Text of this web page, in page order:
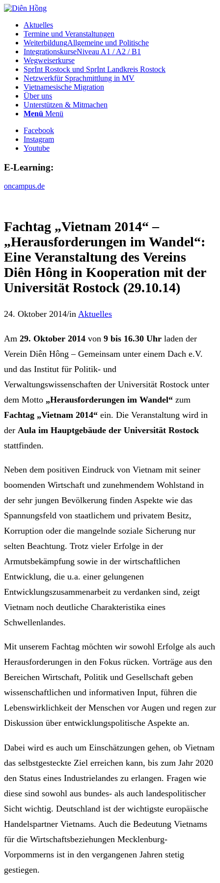
Aktuelles
Termine und Veranstaltungen
WeiterbildungAllgemeine und Politische
IntegrationskurseNiveau A1 / A2 / B1
Wegweiserkurse
SprInt Rostock und SprInt Landkreis Rostock
Netzwerkfür Sprachmittlung in MV
Vietnamesische Migration
Über uns
Unterstützen & Mitmachen
Menü Menü
Facebook
Instagram
Youtube
E-Learning:
oncampus.de
Fachtag „Vietnam 2014“ –
„Herausforderungen im Wandel“:
Eine Veranstaltung des Vereins
Diên Hông in Kooperation mit der
Universität Rostock (29.10.14)
24. Oktober 2014/in Aktuelles
Am 29. Oktober 2014 von 9 bis 16.30 Uhr laden der
Verein Diên Hông – Gemeinsam unter einem Dach e.V.
und das Institut für Politik- und
Verwaltungswissenschaften der Universität Rostock unter
dem Motto „Herausforderungen im Wandel“ zum
Fachtag „Vietnam 2014“ ein. Die Veranstaltung wird in
der Aula im Hauptgebäude der Universität Rostock
stattfinden.
Neben dem positiven Eindruck von Vietnam mit seiner
boomenden Wirtschaft und zunehmendem Wohlstand in
der sehr jungen Bevölkerung finden Aspekte wie das
Spannungsfeld von staatlichem und privatem Besitz,
Korruption oder die mangelnde soziale Sicherung nur
selten Beachtung. Trotz vieler Erfolge in der
Armutsbekämpfung sowie in der wirtschaftlichen
Entwicklung, die u.a. einer gelungenen
Entwicklungszusammenarbeit zu verdanken sind, zeigt
Vietnam noch deutliche Charakteristika eines
Schwellenlandes.
Mit unserem Fachtag möchten wir sowohl Erfolge als auch
Herausforderungen in den Fokus rücken. Vorträge aus den
Bereichen Wirtschaft, Politik und Gesellschaft geben
wissenschaftlichen und informativen Input, führen die
Lebenswirklichkeit der Menschen vor Augen und regen zur
Diskussion über entwicklungspolitische Aspekte an.
Dabei wird es auch um Einschätzungen gehen, ob Vietnam
das selbstgesteckte Ziel erreichen kann, bis zum Jahr 2020
den Status eines Industrielandes zu erlangen. Fragen wie
diese sind sowohl aus bundes- als auch landespolitischer
Sicht wichtig. Deutschland ist der wichtigste europäische
Handelspartner Vietnams. Auch die Bedeutung Vietnams
für die Wirtschaftsbeziehungen Mecklenburg-
Vorpommerns ist in den vergangenen Jahren stetig
gestiegen.